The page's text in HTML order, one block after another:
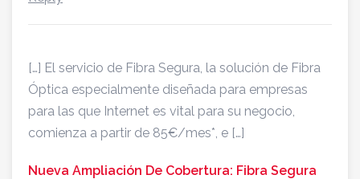
[…] El servicio de Fibra Segura, la solución de Fibra
Óptica especialmente diseñada para empresas
para las que Internet es vital para su negocio,
comienza a partir de 85€/mes*, e […]
Nueva Ampliación De Cobertura: Fibra Segura